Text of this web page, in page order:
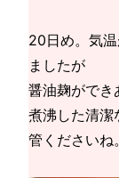
20日め。気
ましたが
醤油麹ができ
煮沸した清潔
管くださいね。